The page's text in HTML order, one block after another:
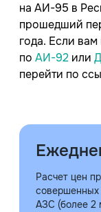
на АИ-95 в
прошедший
года. Если
по АИ-92 или
перейти по
Расчет цен
совершенных
АЗС (более 2